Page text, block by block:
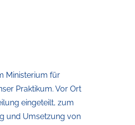
Ministerium für
Praktikum. Vor Ort
eingeteilt, zum
und Umsetzung von